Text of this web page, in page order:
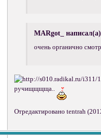
MARgot_
очень органично
ручищщщща..
Отредактировано tentrah